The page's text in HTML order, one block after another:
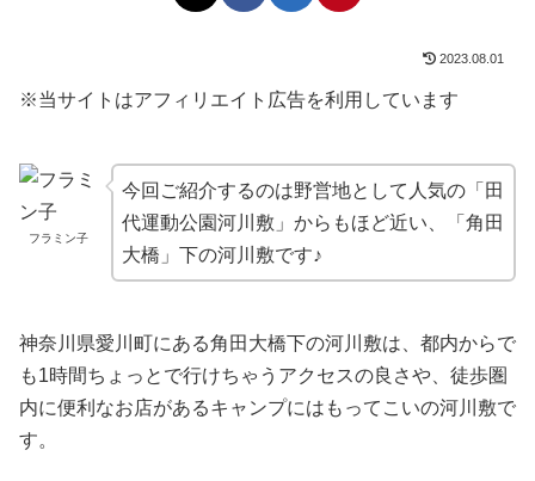
2023.08.01
※当サイトはアフィリエイト広告を利用しています
フラミン子
今回ご紹介するのは野営地として人気の「田
代運動公園河川敷」からもほど近い、「角田
大橋」下の河川敷です♪
神奈川県愛川町にある角田大橋下の河川敷は、都内からで
も1時間ちょっとで行けちゃうアクセスの良さや、徒歩圏
内に便利なお店があるキャンプにはもってこいの河川敷で
す。